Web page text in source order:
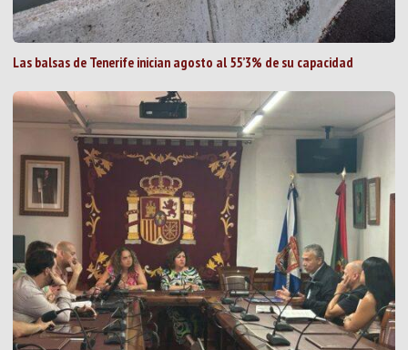
Las balsas de Tenerife inician agosto al 55’3% de su capacidad